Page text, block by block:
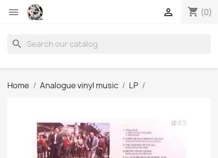
 shopping_cart (0)

search
Home Analogue vinyl music LP